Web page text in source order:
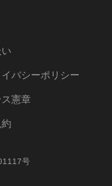
バシーポリシー
憲章
号